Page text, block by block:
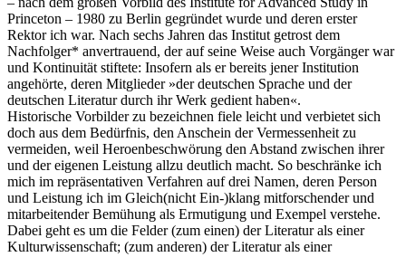
Princeton – 1980 zu Berlin gegründet wurde und deren erster
Rektor ich war. Nach sechs Jahren das Institut getrost dem
Nachfolger* anvertrauend, der auf seine Weise auch Vorgänger war
und Kontinuität stiftete: Insofern als er bereits jener Institution
angehörte, deren Mitglieder »der deutschen Sprache und der
deutschen Literatur durch ihr Werk gedient haben«.
Historische Vorbilder zu bezeichnen fiele leicht und verbietet sich
doch aus dem Bedürfnis, den Anschein der Vermessenheit zu
vermeiden, weil Heroenbeschwörung den Abstand zwischen ihrer
und der eigenen Leistung allzu deutlich macht. So beschränke ich
mich im repräsentativen Verfahren auf drei Namen, deren Person
und Leistung ich im Gleich(nicht Ein-)klang mitforschender und
mitarbeitender Bemühung als Ermutigung und Exempel verstehe.
Dabei geht es um die Felder (zum einen) der Literatur als einer
Kulturwissenschaft; (zum anderen) der Literatur als einer